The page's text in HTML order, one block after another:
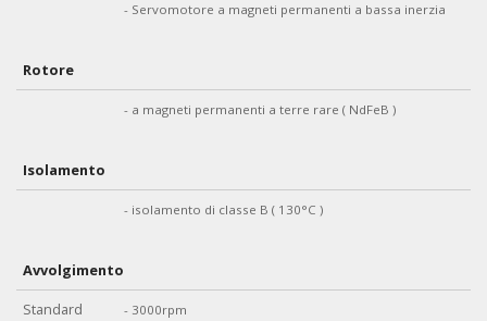
- Servomotore a magneti permanenti a bassa inerzia
Rotore
- a magneti permanenti a terre rare ( NdFeB )
Isolamento
- isolamento di classe B ( 130°C )
Avvolgimento
Standard
- 3000rpm